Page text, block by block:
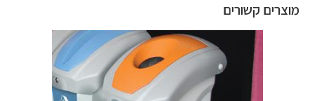
מוצרים קשורים